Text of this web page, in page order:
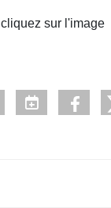
cliquez sur l'image